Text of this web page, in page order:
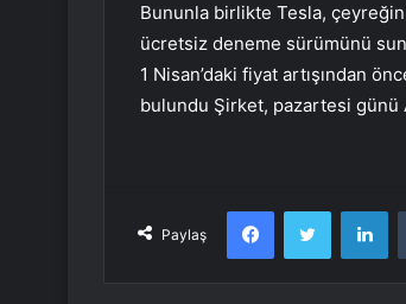
Bununla birlikte Tesla, çeyreğin
ücretsiz deneme sürümünü
1 Nisan’daki fiyat artışından
bulundu Şirket, pazartesi günü
Paylaş
FacebookTwitter